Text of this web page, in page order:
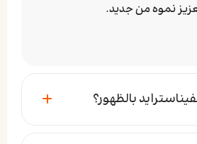
نموه من جديد.
بالظهور؟